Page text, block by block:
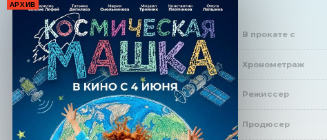
АРХИВ
В прокате с
Хронометраж
Режиссер
Продюсер